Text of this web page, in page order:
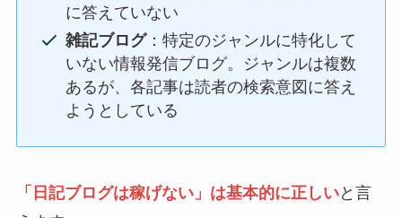
に答えていない
雑記ブログ：特定のジャンルに特化して
いない情報発信ブログ。ジャンルは複数
あるが、各記事は読者の検索意図に答え
ようとしている
「日記ブログは稼げない」は基本的に正しいと言